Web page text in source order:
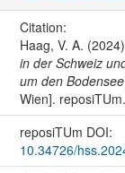
Citation:
Haag, V. A.
in der Schweiz
um den Bodensee
Wien].
reposiTUm DOI:
10.34726/